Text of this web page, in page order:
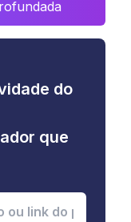
do
que